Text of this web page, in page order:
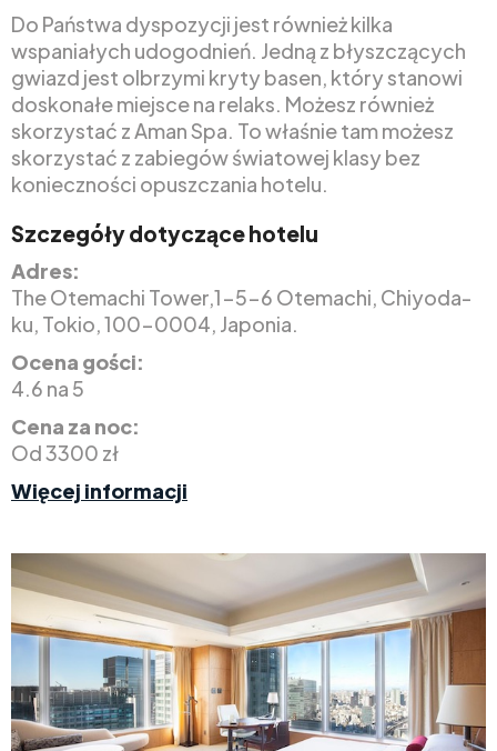
Do Państwa dyspozycji jest również kilka
wspaniałych udogodnień. Jedną z błyszczących
gwiazd jest olbrzymi kryty basen, który stanowi
doskonałe miejsce na relaks. Możesz również
skorzystać z Aman Spa. To właśnie tam możesz
skorzystać z zabiegów światowej klasy bez
konieczności opuszczania hotelu.
Szczegóły dotyczące hotelu
Adres:
The Otemachi Tower,1-5-6 Otemachi, Chiyoda-
ku, Tokio, 100-0004, Japonia.
Ocena gości:
4.6 na 5
Cena za noc:
Od 3300 zł
Więcej informacji